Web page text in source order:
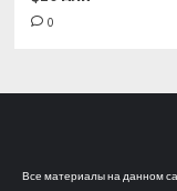
0
Все материалы на данном